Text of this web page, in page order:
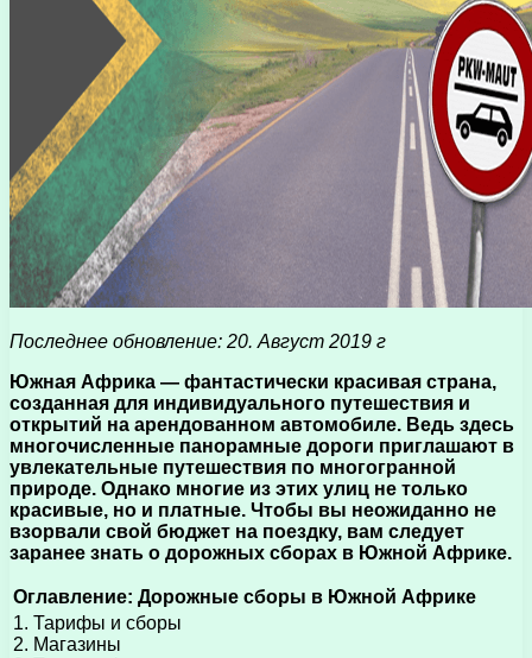
Последнее обновление: 20. Август 2019 г
Южная Африка — фантастически красивая страна,
созданная для индивидуального путешествия и
открытий на арендованном автомобиле. Ведь здесь
многочисленные панорамные дороги приглашают в
увлекательные путешествия по многогранной
природе. Однако многие из этих улиц не только
красивые, но и платные. Чтобы вы неожиданно не
взорвали свой бюджет на поездку, вам следует
заранее знать о дорожных сборах в Южной Африке.
Оглавление: Дорожные сборы в Южной Африке
1. Тарифы и сборы
2. Магазины